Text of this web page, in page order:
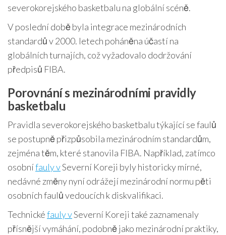
severokorejského basketbalu na globální scéně.
V poslední době byla integrace mezinárodních
standardů v 2000. letech poháněna účastí na
globálních turnajích, což vyžadovalo dodržování
předpisů FIBA.
Porovnání s mezinárodními pravidly
basketbalu
Pravidla severokorejského basketbalu týkající se faulů
se postupně přizpůsobila mezinárodním standardům,
zejména těm, které stanovila FIBA. Například, zatímco
osobnífauly vSeverní Koreji byly historicky mírné,
nedávné změny nyní odrážejí mezinárodní normu pěti
osobních faulů vedoucích k diskvalifikaci.
Technickéfauly vSeverní Koreji také zaznamenaly
přísnější vymáhání, podobně jako mezinárodní praktiky,